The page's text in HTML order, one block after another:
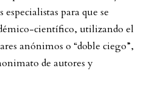
para que se
científico, utilizando el
anónimos o “doble ciego”,
de autores y